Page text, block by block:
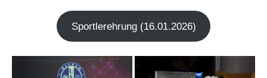
Sport­ler­eh­rung (16.01.2026)